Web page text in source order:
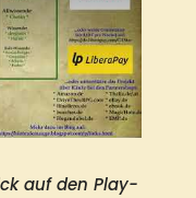
auf den Play-